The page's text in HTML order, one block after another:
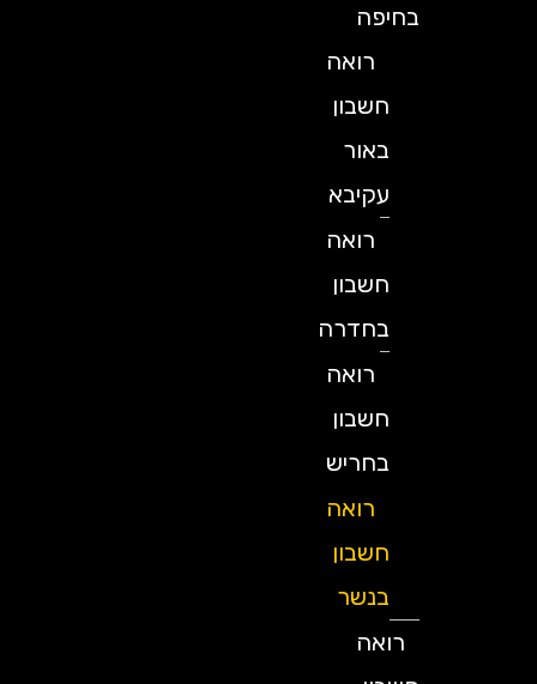
בחיפה
רואה
חשבון
באור
עקיבא
רואה
חשבון
בחדרה
רואה
חשבון
בחריש
רואה
חשבון
בנשר
רואה